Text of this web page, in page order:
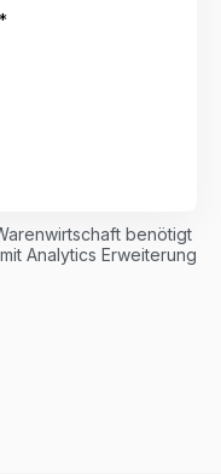
benötigt
mit Analytics Erweiterung